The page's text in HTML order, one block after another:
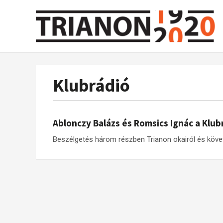
Klubrádió
Ablonczy Balázs és Romsics Ignác a
Beszélgetés három részben Trianon okairól és